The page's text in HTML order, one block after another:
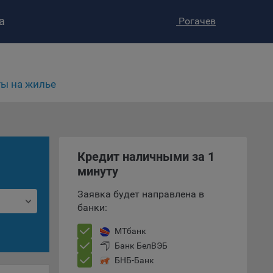
Рогачев
на жилье
Кредит наличными за 1
минуту
Заявка будет направлена в
банки:
МТбанк
Банк БелВЭБ
БНБ-Банк